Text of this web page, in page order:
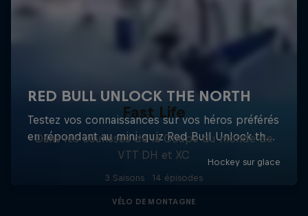
Fast Life
Dans les coulisses de la Coupe du monde de
VTT DH et XC
3 Saisons · 14 épisodes
VÉLO DE MONTAGNE